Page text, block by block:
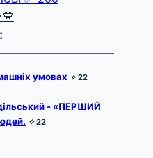
умовах ✧22
- «ПЕРШИЙ
✧22